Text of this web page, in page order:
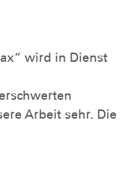
wird in Dienst
Arbeit sehr. Die